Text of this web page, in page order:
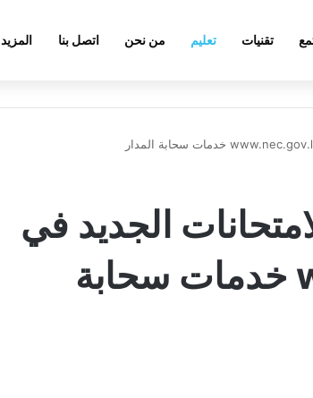
تقنيات تعليم من نحن اتصل بنا المزيد
الجديد في
ليبيا www.nec.gov.ly خدمات سحابة